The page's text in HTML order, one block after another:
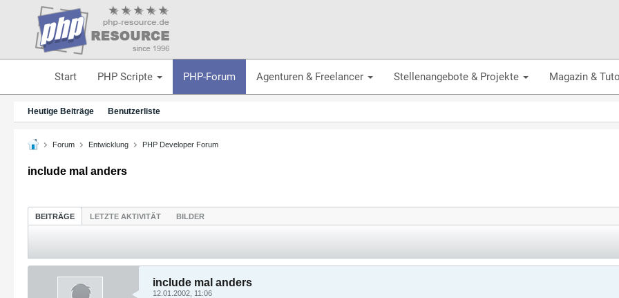
Start PHP Scripte PHP-Forum Agenturen & Freelancer Stellenangebote & Projekte Magazin &
Heutige Beiträge Benutzerliste
Forum Entwicklung PHP Developer Forum
include mal anders
BEITRÄGE LETZTE AKTIVITÄT BILDER
include mal anders
12.01.2002, 11:06